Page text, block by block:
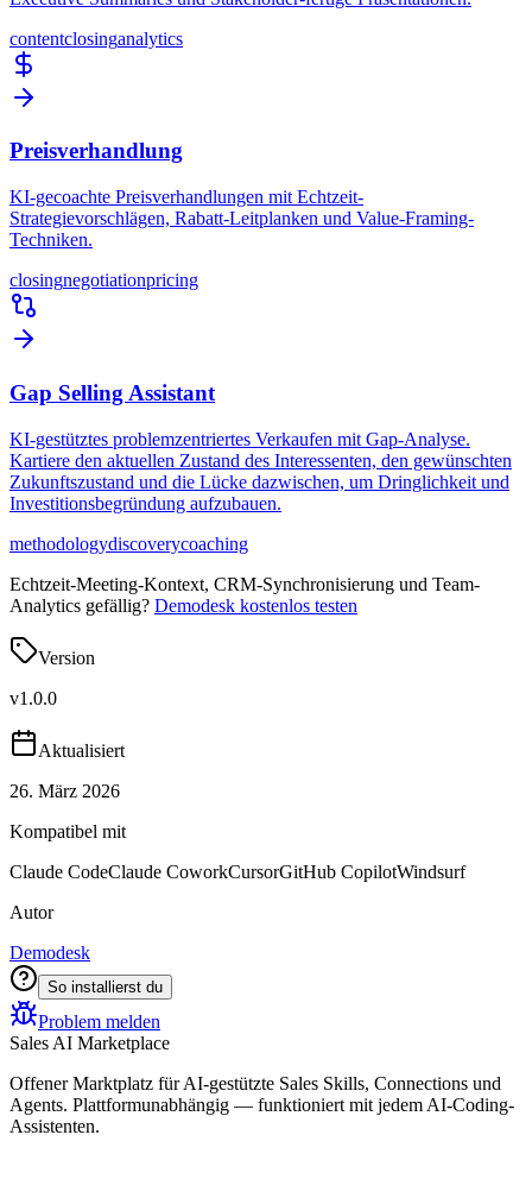
contentclosinganalytics
Preisverhandlung
KI-gecoachte Preisverhandlungen mit Echtzeit-
Strategievorschlägen, Rabatt-Leitplanken und Value-Framing-
Techniken.
closingnegotiationpricing
Gap Selling Assistant
KI-gestütztes problemzentriertes Verkaufen mit Gap-Analyse.
Kartiere den aktuellen Zustand des Interessenten, den gewünschten
Zukunftszustand und die Lücke dazwischen, um Dringlichkeit und
Investitionsbegründung aufzubauen.
methodologydiscoverycoaching
Echtzeit-Meeting-Kontext, CRM-Synchronisierung und Team-
Analytics gefällig? Demodesk kostenlos testen
Version
v1.0.0
Aktualisiert
26. März 2026
Kompatibel mit
Claude CodeClaude CoworkCursorGitHub CopilotWindsurf
Autor
Demodesk
So installierst du
Problem melden
Sales AI Marketplace
Offener Marktplatz für AI-gestützte Sales Skills, Connections und
Agents. Plattformunabhängig — funktioniert mit jedem AI-Coding-
Assistenten.